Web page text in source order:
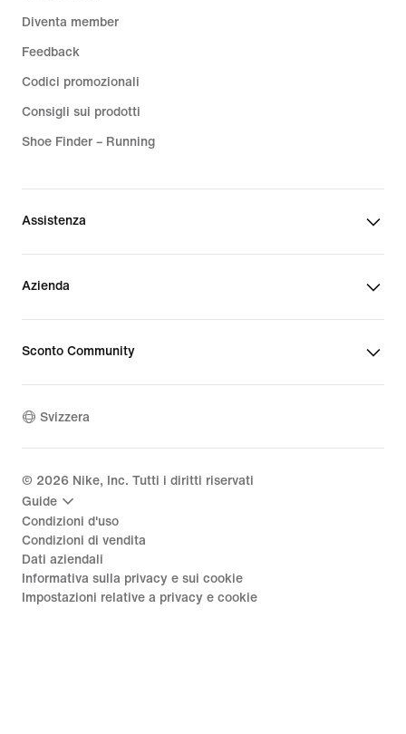
Diventa member
Feedback
Codici promozionali
Consigli sui prodotti
Shoe Finder – Running
Assistenza
Azienda
Sconto Community
Svizzera
© 2026 Nike, Inc. Tutti i diritti riservati
Guide
Condizioni d'uso
Condizioni di vendita
Dati aziendali
Informativa sulla privacy e sui cookie
Impostazioni relative a privacy e cookie